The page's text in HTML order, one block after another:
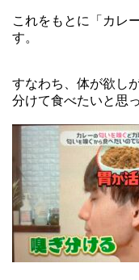
これをもとに「カレ
す。
すなわち、体が欲し
分けて食べたいと思